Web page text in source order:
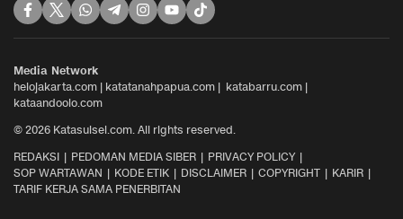
Media Network
helojakarta.com | katatanahpapua.com | katabarru.com |
kataandoolo.com
© 2026 Katasulsel.com. All rights reserved.
REDAKSI
PEDOMAN MEDIA SIBER
PRIVACY POLICY
SOP WARTAWAN
KODE ETIK DISCLAIMER COPYRIGHT
KARIR
TARIF KERJA SAMA PENERBITAN